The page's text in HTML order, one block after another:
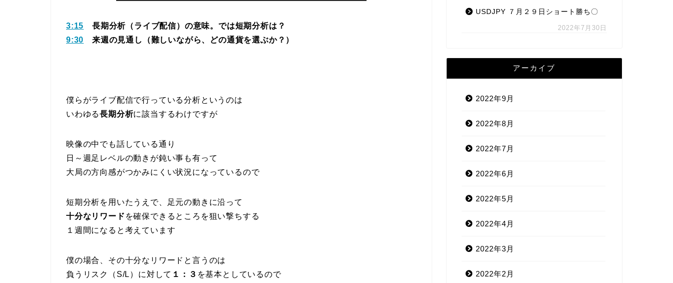
3:15 長期分析（ライブ配信）の意味。では短期分析は？
9:30 来週の見通し（難しいながら、どの通貨を選ぶか？）
僕らがライブ配信で行っている分析というのは
いわゆる長期分析に該当するわけですが
映像の中でも話している通り
日～週足レベルの動きが鈍い事も有って
大局の方向感がつかみにくい状況になっているので
短期分析を用いたうえで、足元の動きに沿って
十分なリワード を確保できるところを狙い撃ちする
１週間になると考えています
僕の場合、その十分なリワードと言うのは
負うリスク（S/L）に対して １：３ を基本としているので
USDJPY ７月２９日ショート勝ち〇
2022年7月30日
アーカイブ
2022年9月
2022年8月
2022年7月
2022年6月
2022年5月
2022年4月
2022年3月
2022年2月